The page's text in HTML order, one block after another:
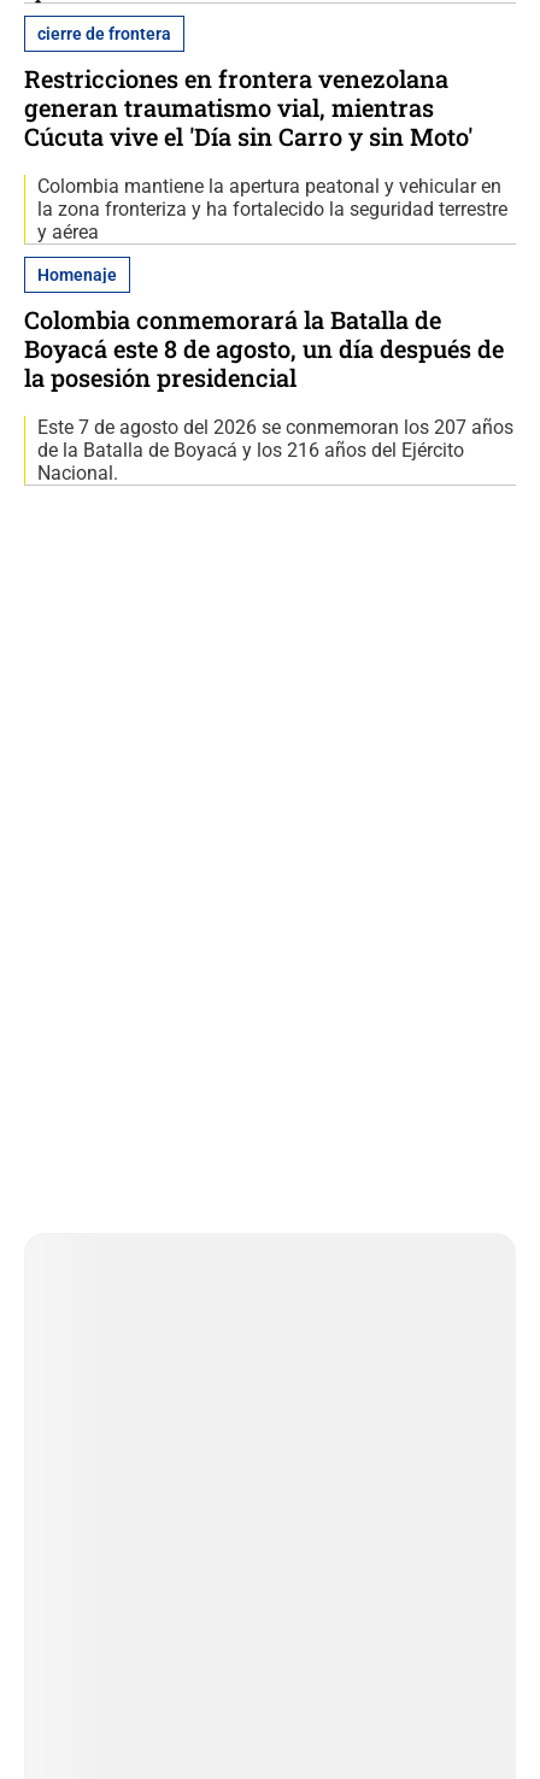
cierre de frontera
Restricciones en frontera venezolana
generan traumatismo vial, mientras
Cúcuta vive el 'Día sin Carro y sin Moto'
Colombia mantiene la apertura peatonal y vehicular en
la zona fronteriza y ha fortalecido la seguridad terrestre
y aérea
Homenaje
Colombia conmemorará la Batalla de
Boyacá este 8 de agosto, un día después de
la posesión presidencial
Este 7 de agosto del 2026 se conmemoran los 207 años
de la Batalla de Boyacá y los 216 años del Ejército
Nacional.